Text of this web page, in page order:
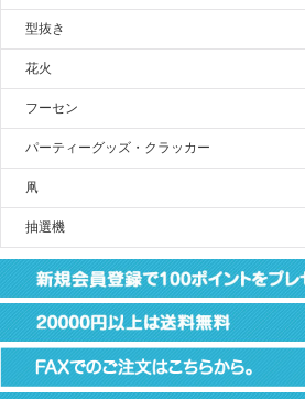
型抜き
花火
フーセン
パーティーグッズ・クラッカー
凧
抽選機